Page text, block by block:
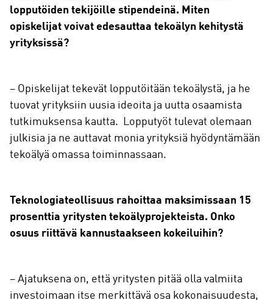
lopputöiden tekijöille stipendeinä. Miten
opiskelijat voivat edesauttaa tekoälyn kehitystä
yrityksissä?
– Opiskelijat tekevät lopputöitään tekoälystä, ja he
tuovat yrityksiin uusia ideoita ja uutta osaamista
tutkimuksensa kautta. Lopputyöt tulevat olemaan
julkisia ja ne auttavat monia yrityksiä hyödyntämään
tekoälyä omassa toiminnassaan.
Teknologiateollisuus rahoittaa maksimissaan 15
prosenttia yritysten tekoälyprojekteista. Onko
osuus riittävä kannustaakseen kokeiluihin?
– Ajatuksena on, että yritysten pitää olla valmiita
investoimaan itse merkittävä osa kokonaisuudesta,